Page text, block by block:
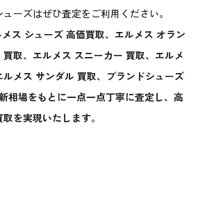
ーズはぜひ査定をご利用ください。
ス シューズ 高価買取、エルメス オラン
取、エルメス スニーカー 買取、エルメ
メス サンダル 買取、ブランドシューズ
相場をもとに一点一点丁寧に査定し、高
を実現いたします。